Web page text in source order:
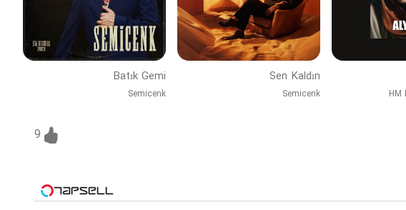
HM
Sen Kaldın
Semicenk
Batık Gemi
Semicenk
9